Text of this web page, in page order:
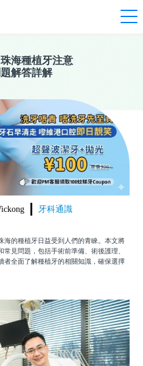
珠海種植牙注意
解答詳解
牙科通識
的種植牙日益受到人們的青睞。本文將
見問題，包括手術前準備、術後護理、
者全面了解種植牙的相關知識，確保選擇